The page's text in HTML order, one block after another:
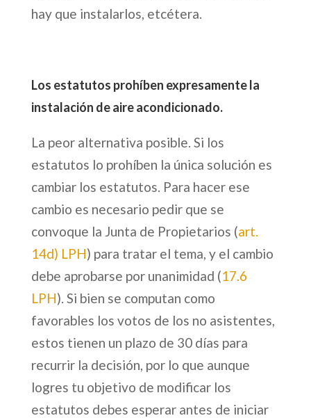
hay que instalarlos, etcétera.
Los estatutos prohíben expresamente la
instalación de aire acondicionado.
La peor alternativa posible. Si los
estatutos lo prohíben la única solución es
cambiar los estatutos. Para hacer ese
cambio es necesario pedir que se
convoque la Junta de Propietarios (art.
14d) LPH) para tratar el tema, y el cambio
debe aprobarse por unanimidad (17.6
LPH). Si bien se computan como
favorables los votos de los no asistentes,
estos tienen un plazo de 30 días para
recurrir la decisión, por lo que aunque
logres tu objetivo de modificar los
estatutos debes esperar antes de iniciar